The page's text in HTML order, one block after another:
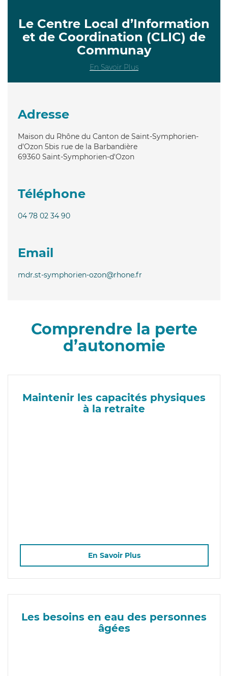
Le Centre Local d’Information
et de Coordination (CLIC) de
Communay
En Savoir Plus
Adresse
Maison du Rhône du Canton de Saint-Symphorien-
d'Ozon 5bis rue de la Barbandière
69360 Saint-Symphorien-d'Ozon
Téléphone
04 78 02 34 90
Email
mdr.st-symphorien-ozon@rhone.fr
Comprendre la perte
d’autonomie
Maintenir les capacités physiques
à la retraite
En Savoir Plus
Les besoins en eau des personnes
âgées